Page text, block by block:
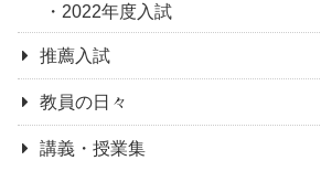
2022年度入試
推薦入試
教員の日々
講義・授業集